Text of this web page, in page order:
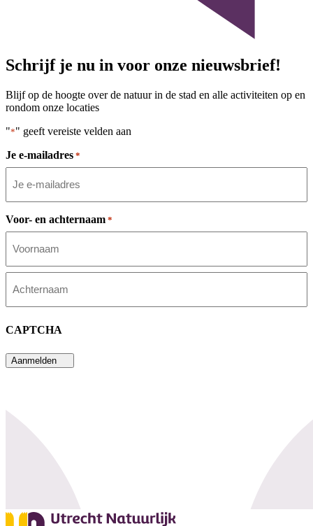
Schrijf je nu in voor onze nieuwsbrief!
Blijf op de hoogte over de natuur in de stad en alle activiteiten op en
rondom onze locaties
"*" geeft vereiste velden aan
Je e-mailadres *
Voor- en achternaam *
Voornaam
CAPTCHA
Aanmelden